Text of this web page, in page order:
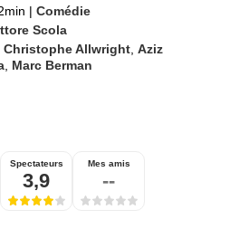
| Comédie
Scola
Christophe Allwright ,Aziz
Marc Berman
Spectateurs
3,9
Mes amis
--